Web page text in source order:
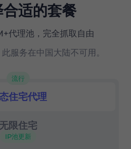
适的套餐
代理池，完全抓取自由
服务在中国大陆不可用。
宅代理
流行
无限住宅
IP池更新
住宅代理